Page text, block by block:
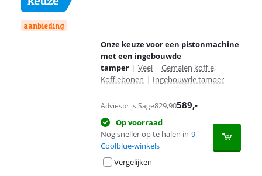
aanbieding
Onze keuze voor een pistonmachine
met een ingebouwde
tamper | Veel | Gemalen koffie,
Koffiebonen | Ingebouwde tamper
Adviesprijs Sage829,90589,-
Op voorraad
Nog sneller op te halen in 9
Coolblue-winkels
Vergelijken